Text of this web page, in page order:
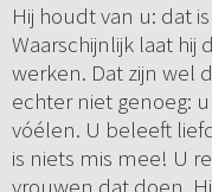
Hij houdt van u: dat
Waarschijnlijk laat
werken. Dat zijn wel
echter niet genoeg:
vóélen. U beleeft
is niets mis mee! U